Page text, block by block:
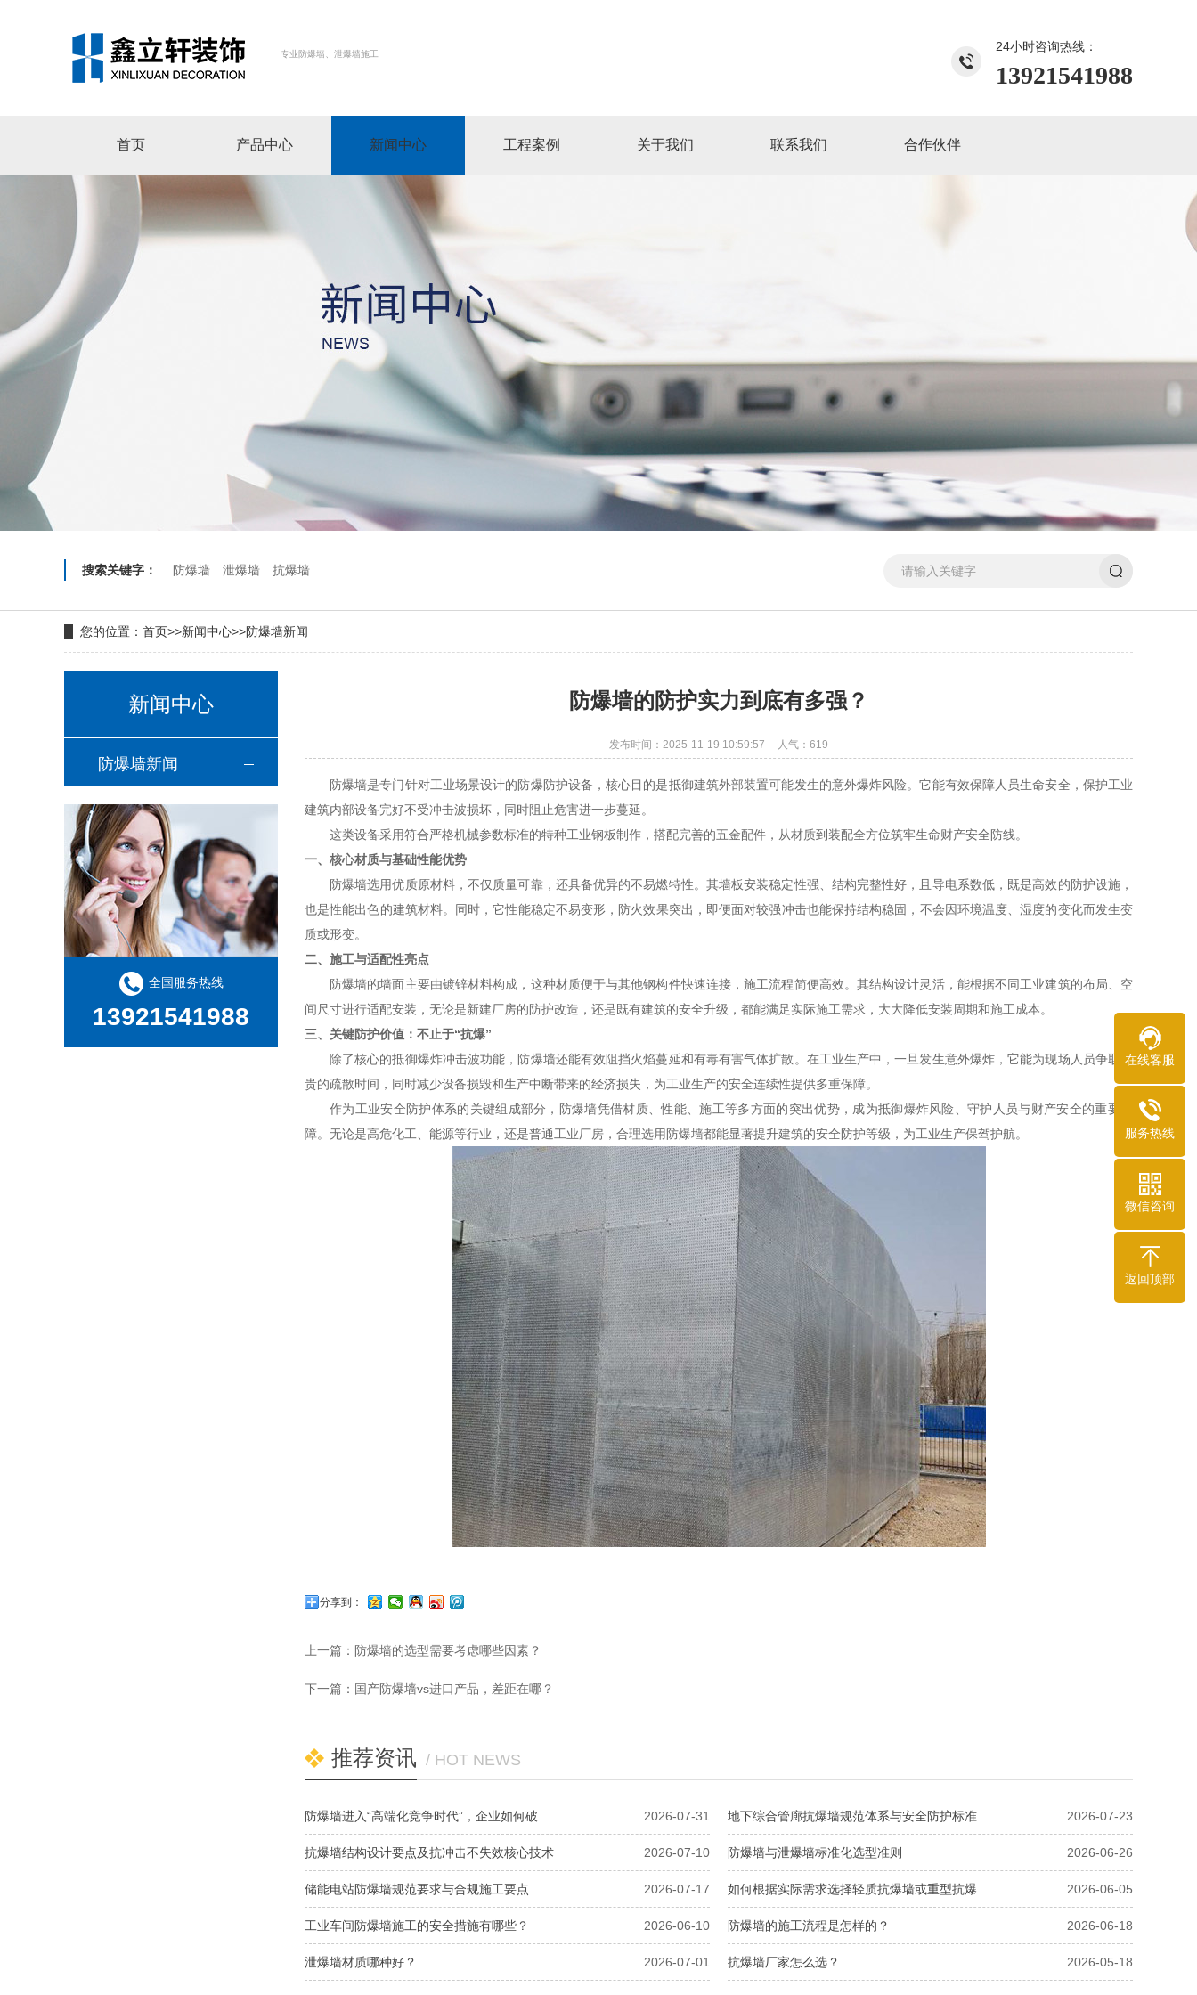
专业防爆墙、泄爆墙施工
24小时咨询热线：
13921541988
首页 产品中心 新闻中心 工程案例 关于我们 联系我们 合作伙伴
搜索关键字： 防爆墙 泄爆墙 抗爆墙
您的位置： 首页>>新闻中心>>防爆墙新闻
新闻中心
防爆墙新闻
全国服务热线
13921541988
防爆墙的防护实力到底有多强？
发布时间：2025-11-19 10:59:57 人气：619
防爆墙是专门针对工业场景设计的防爆防护设备，核心目的是抵御建筑外部装置可能发生的意外爆炸风险。它能有效保障人员生命安全，保护工业
建筑内部设备完好不受冲击波损坏，同时阻止危害进一步蔓延。
这类设备采用符合严格机械参数标准的特种工业钢板制作，搭配完善的五金配件，从材质到装配全方位筑牢生命财产安全防线。
一、核心材质与基础性能优势
防爆墙选用优质原材料，不仅质量可靠，还具备优异的不易燃特性。其墙板安装稳定性强、结构完整性好，且导电系数低，既是高效的防护设施，
也是性能出色的建筑材料。同时，它性能稳定不易变形，防火效果突出，即便面对较强冲击也能保持结构稳固，不会因环境温度、湿度的变化而发生变
质或形变。
二、施工与适配性亮点
防爆墙的墙面主要由镀锌材料构成，这种材质便于与其他钢构件快速连接，施工流程简便高效。其结构设计灵活，能根据不同工业建筑的布局、空
间尺寸进行适配安装，无论是新建厂房的防护改造，还是既有建筑的安全升级，都能满足实际施工需求，大大降低安装周期和施工成本。
三、关键防护价值：不止于“抗爆”
除了核心的抵御爆炸冲击波功能，防爆墙还能有效阻挡火焰蔓延和有毒有害气体扩散。在工业生产中，一旦发生意外爆炸，它能为现场人员争取宝
贵的疏散时间，同时减少设备损毁和生产中断带来的经济损失，为工业生产的安全连续性提供多重保障。
作为工业安全防护体系的关键组成部分，防爆墙凭借材质、性能、施工等多方面的突出优势，成为抵御爆炸风险、守护人员与财产安全的重要屏
障。无论是高危化工、能源等行业，还是普通工业厂房，合理选用防爆墙都能显著提升建筑的安全防护等级，为工业生产保驾护航。
分享到：
上一篇： 防爆墙的选型需要考虑哪些因素？
下一篇： 国产防爆墙vs进口产品，差距在哪？
推荐资讯 / HOT NEWS
2026-07-31
防爆墙进入“高端化竞争时代”，企业如何破 2026-07-23
地下综合管廊抗爆墙规范体系与安全防护标准
2026-07-10
抗爆墙结构设计要点及抗冲击不失效核心技术 2026-06-26
防爆墙与泄爆墙标准化选型准则
2026-07-17
储能电站防爆墙规范要求与合规施工要点 2026-06-05
如何根据实际需求选择轻质抗爆墙或重型抗爆
2026-06-10
工业车间防爆墙施工的安全措施有哪些？ 2026-06-18
防爆墙的施工流程是怎样的？
2026-07-01
泄爆墙材质哪种好？ 2026-05-18
抗爆墙厂家怎么选？
在线客服
服务热线
微信咨询
返回顶部